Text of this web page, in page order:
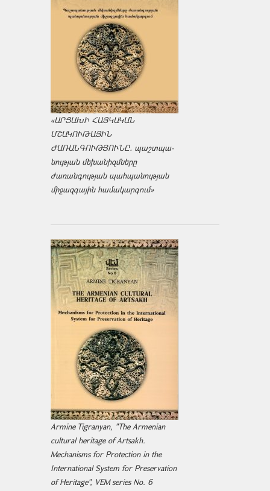
«ԱՐՑԱԽԻ ՀԱՅԿԱԿԱՆ
ՄՇԱԿՈՒԹԱՅԻՆ
ԺԱՌԱՆԳՈՒԹՅՈՒՆԸ․ պաշտպա­
նության մեխանիզմները
ժառանգության պահպանության
միջազ­գային համակարգում»
Armine Tigranyan, "The Armenian
cultural heritage of Artsakh.
Mechanisms for Protection in the
International System for Preservation
of Heritage", VEM series No. 6